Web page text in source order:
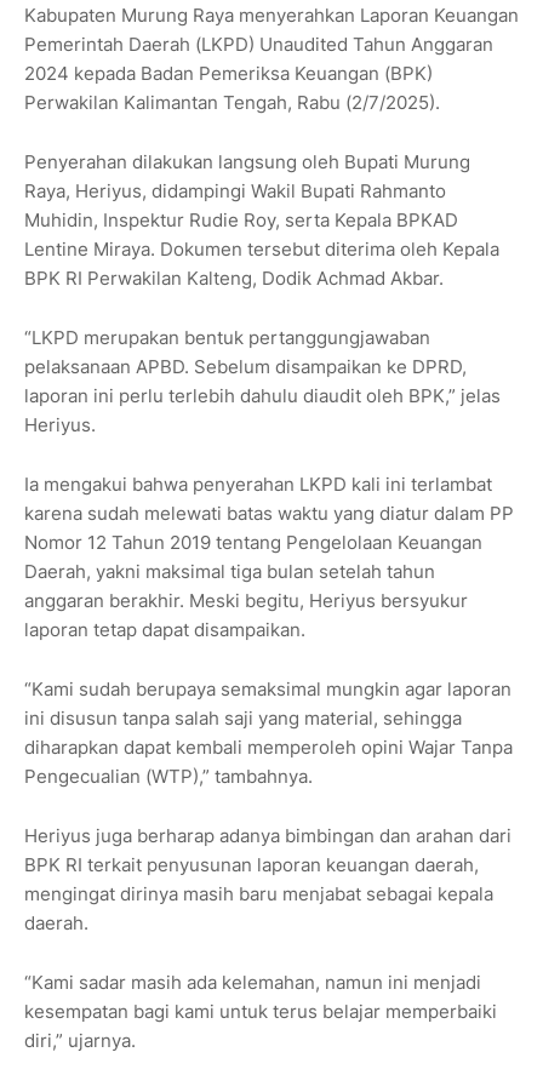
Kabupaten Murung Raya menyerahkan Laporan Keuangan
Pemerintah Daerah (LKPD) Unaudited Tahun Anggaran
2024 kepada Badan Pemeriksa Keuangan (BPK)
Perwakilan Kalimantan Tengah, Rabu (2/7/2025).
Penyerahan dilakukan langsung oleh Bupati Murung
Raya, Heriyus, didampingi Wakil Bupati Rahmanto
Muhidin, Inspektur Rudie Roy, serta Kepala BPKAD
Lentine Miraya. Dokumen tersebut diterima oleh Kepala
BPK RI Perwakilan Kalteng, Dodik Achmad Akbar.
“LKPD merupakan bentuk pertanggungjawaban
pelaksanaan APBD. Sebelum disampaikan ke DPRD,
laporan ini perlu terlebih dahulu diaudit oleh BPK,” jelas
Heriyus.
Ia mengakui bahwa penyerahan LKPD kali ini terlambat
karena sudah melewati batas waktu yang diatur dalam PP
Nomor 12 Tahun 2019 tentang Pengelolaan Keuangan
Daerah, yakni maksimal tiga bulan setelah tahun
anggaran berakhir. Meski begitu, Heriyus bersyukur
laporan tetap dapat disampaikan.
“Kami sudah berupaya semaksimal mungkin agar laporan
ini disusun tanpa salah saji yang material, sehingga
diharapkan dapat kembali memperoleh opini Wajar Tanpa
Pengecualian (WTP),” tambahnya.
Heriyus juga berharap adanya bimbingan dan arahan dari
BPK RI terkait penyusunan laporan keuangan daerah,
mengingat dirinya masih baru menjabat sebagai kepala
daerah.
“Kami sadar masih ada kelemahan, namun ini menjadi
kesempatan bagi kami untuk terus belajar memperbaiki
diri,” ujarnya.